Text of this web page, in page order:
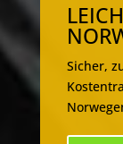
Sicher,